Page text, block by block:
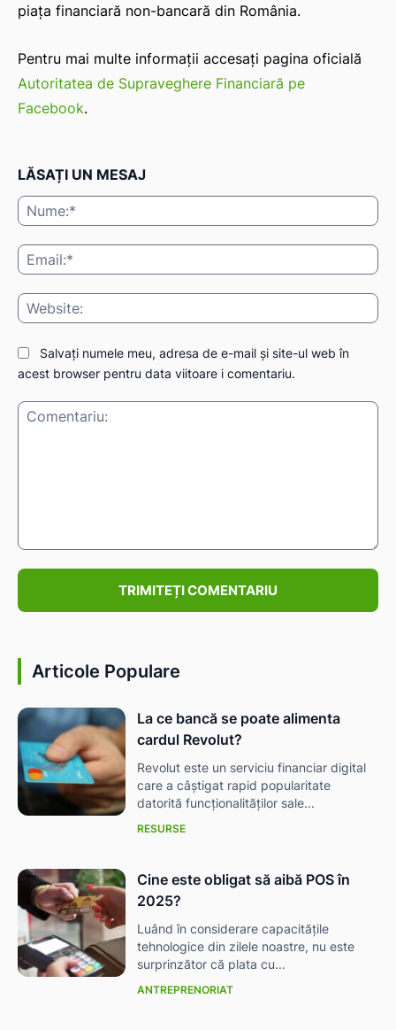
piața financiară non-bancară din România.
Pentru mai multe informații accesați pagina oficială
Autoritatea de Supraveghere Financiară pe
Facebook.
LĂSAȚI UN MESAJ
Salvați numele meu, adresa de e-mail și site-ul web în
acest browser pentru data viitoare i comentariu.
Articole Populare
La ce bancă se poate alimenta
cardul Revolut?
Revolut este un serviciu financiar digital
care a câștigat rapid popularitate
datorită funcționalităților sale...
RESURSE
Cine este obligat să aibă POS în
2025?
Luând în considerare capacitățile
tehnologice din zilele noastre, nu este
surprinzător că plata cu...
ANTREPRENORIAT